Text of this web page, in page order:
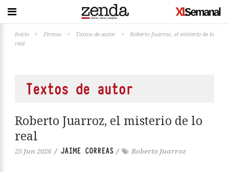
Inicio > Firmas > Textos de autor >
Roberto Juarroz, el misterio de lo
real
Textos de autor
Roberto Juarroz, el misterio de lo
real
25 Jun 2026 / JAIME CORREAS / Roberto Juarroz